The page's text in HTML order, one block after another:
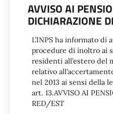
AVVISO AI
DICHIARAZIONE
L’INPS ha informato di
procedure di inoltro ai
residenti all’estero del
relativo
nel 2013 ai sensi della
art. 13.AVVISO AI
RED/EST